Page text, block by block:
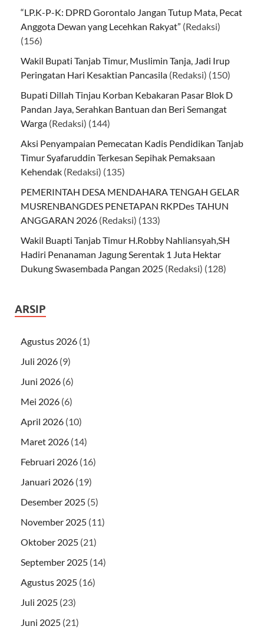
“LP.K-P-K: DPRD Gorontalo Jangan Tutup Mata, Pecat
Anggota Dewan yang Lecehkan Rakyat” (Redaksi)
(156)
Wakil Bupati Tanjab Timur, Muslimin Tanja, Jadi Irup
Peringatan Hari Kesaktian Pancasila (Redaksi) (150)
Bupati Dillah Tinjau Korban Kebakaran Pasar Blok D
Pandan Jaya, Serahkan Bantuan dan Beri Semangat
Warga (Redaksi) (144)
Aksi Penyampaian Pemecatan Kadis Pendidikan Tanjab
Timur Syafaruddin Terkesan Sepihak Pemaksaan
Kehendak (Redaksi) (135)
PEMERINTAH DESA MENDAHARA TENGAH GELAR
MUSRENBANGDES PENETAPAN RKPDes TAHUN
ANGGARAN 2026 (Redaksi) (133)
Wakil Buapti Tanjab Timur H.Robby Nahliansyah,SH
Hadiri Penanaman Jagung Serentak 1 Juta Hektar
Dukung Swasembada Pangan 2025 (Redaksi) (128)
ARSIP
Agustus 2026 (1)
Juli 2026 (9)
Juni 2026 (6)
Mei 2026 (6)
April 2026 (10)
Maret 2026 (14)
Februari 2026 (16)
Januari 2026 (19)
Desember 2025 (5)
November 2025 (11)
Oktober 2025 (21)
September 2025 (14)
Agustus 2025 (16)
Juli 2025 (23)
Juni 2025 (21)